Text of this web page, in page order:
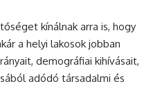
kínálnak arra is, hogy
a helyi lakosok jobban
demográfiai kihívásait,
adódó társadalmi és